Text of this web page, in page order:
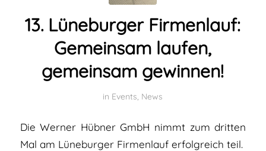
13. Lüneburger Firmenlauf:
Gemeinsam laufen,
gemeinsam gewinnen!
in Events News
Die Werner Hübner GmbH nimmt zum dritten
Mal am Lüneburger Firmenlauf erfolgreich teil.